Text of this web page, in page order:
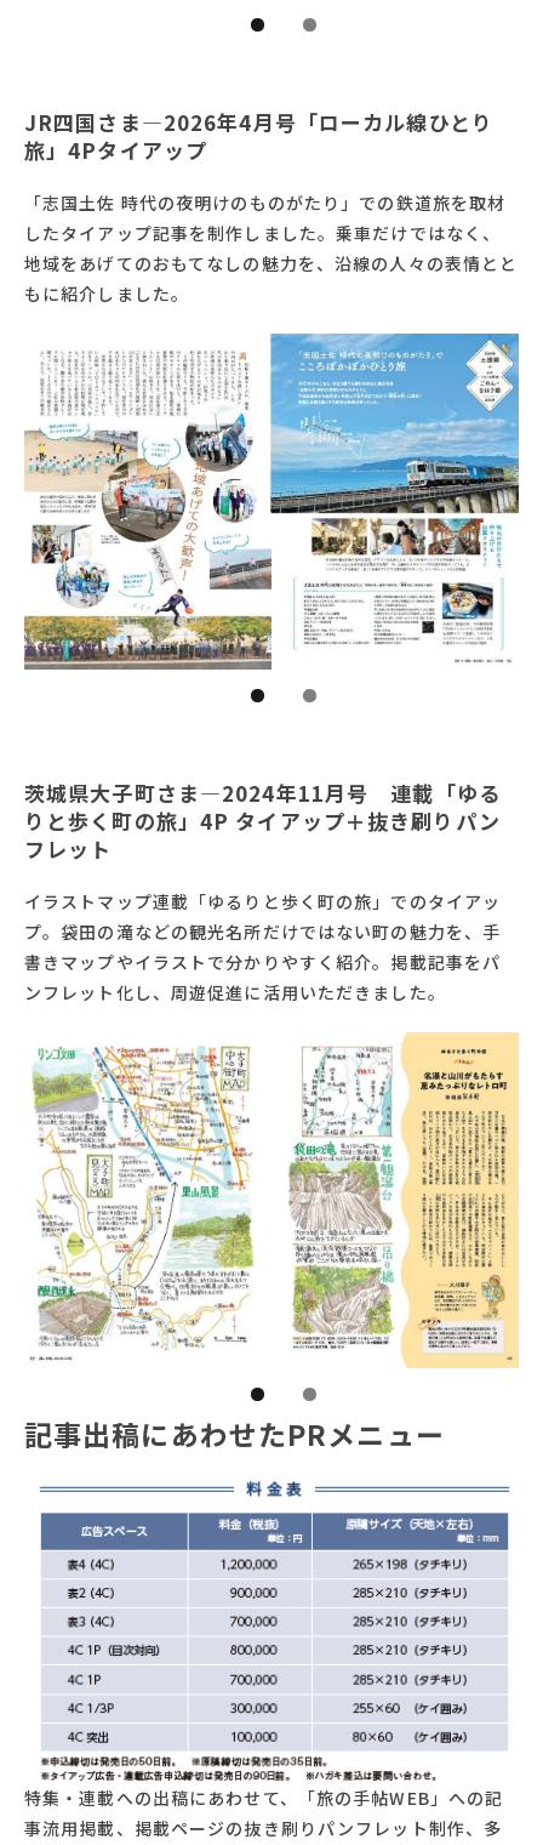
JR四国さま―2026年4月号「ローカル線ひとり
旅」4Pタイアップ
「志国土佐 時代の夜明けのものがたり」での鉄道旅を取材
したタイアップ記事を制作しました。乗車だけではなく、
地域をあげてのおもてなしの魅力を、沿線の人々の表情とと
もに紹介しました。
茨城県大子町さま―2024年11月号 連載「ゆる
りと歩く町の旅」4P タイアップ＋抜き刷りパン
フレット
イラストマップ連載「ゆるりと歩く町の旅」でのタイアッ
プ。袋田の滝などの観光名所だけではない町の魅力を、手
書きマップやイラストで分かりやすく紹介。掲載記事をパ
ンフレット化し、周遊促進に活用いただきました。
記事出稿にあわせたPRメニュー
特集・連載への出稿にあわせて、「旅の手帖WEB」への記
事流用掲載、掲載ページの抜き刷りパンフレット制作、多